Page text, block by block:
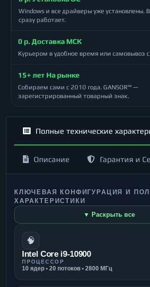
Windows и все драйверы уже установлены.
сразу работает.
0 р. Доставка МСК
Курьером в удобное время или самовывоз
15+ лет На рынке
Собираем сами с 2010 года. GANSOR™ —
зарегистрированный товарный знак.
Полные технические
Описание Гарантия и
КЛЮЧЕВАЯ КОНФИГУРАЦИЯ И
ХАРАКТЕРИСТИКИ
▼ Раскрыть все
🧠
Intel Core i9-10900
ПРОЦЕССОР
10 ядер • 20 потоков • 2800 МГц